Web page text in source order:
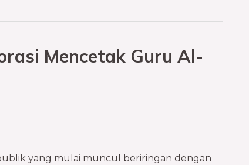
Mencetak Guru Al-
yang mulai muncul beriringan dengan